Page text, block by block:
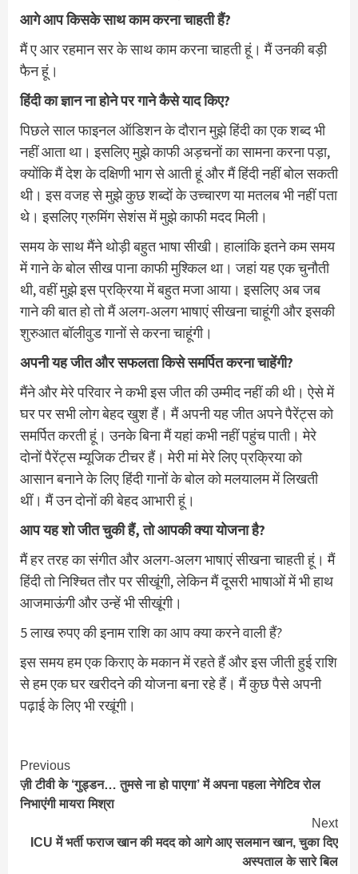
आगे आप किसके साथ काम करना चाहती हैं?
मैं ए आर रहमान सर के साथ काम करना चाहती हूं। मैं उनकी बड़ी
फैन हूं।
हिंदी का ज्ञान ना होने पर गाने कैसे याद किए?
पिछले साल फाइनल ऑडिशन के दौरान मुझे हिंदी का एक शब्द भी
नहीं आता था। इसलिए मुझे काफी अड़चनों का सामना करना पड़ा,
क्योंकि मैं देश के दक्षिणी भाग से आती हूं और मैं हिंदी नहीं बोल सकती
थी। इस वजह से मुझे कुछ शब्दों के उच्चारण या मतलब भी नहीं पता
थे। इसलिए ग्रुमिंग सेशंस में मुझे काफी मदद मिली।
समय के साथ मैंने थोड़ी बहुत भाषा सीखी। हालांकि इतने कम समय
में गाने के बोल सीख पाना काफी मुश्किल था। जहां यह एक चुनौती
थी, वहीं मुझे इस प्रक्रिया में बहुत मजा आया। इसलिए अब जब
गाने की बात हो तो मैं अलग-अलग भाषाएं सीखना चाहूंगी और इसकी
शुरुआत बॉलीवुड गानों से करना चाहूंगी।
अपनी यह जीत और सफलता किसे समर्पित करना चाहेंगी?
मैंने और मेरे परिवार ने कभी इस जीत की उम्मीद नहीं की थी। ऐसे में
घर पर सभी लोग बेहद खुश हैं। मैं अपनी यह जीत अपने पैरेंट्स को
समर्पित करती हूं। उनके बिना मैं यहां कभी नहीं पहुंच पाती। मेरे
दोनों पैरेंट्स म्यूजिक टीचर हैं। मेरी मां मेरे लिए प्रक्रिया को
आसान बनाने के लिए हिंदी गानों के बोल को मलयालम में लिखती
थीं। मैं उन दोनों की बेहद आभारी हूं।
आप यह शो जीत चुकी हैं, तो आपकी क्या योजना है?
मैं हर तरह का संगीत और अलग-अलग भाषाएं सीखना चाहती हूं। मैं
हिंदी तो निश्चित तौर पर सीखूंगी, लेकिन मैं दूसरी भाषाओं में भी हाथ
आजमाऊंगी और उन्हें भी सीखूंगी।
5 लाख रुपए की इनाम राशि का आप क्या करने वाली हैं?
इस समय हम एक किराए के मकान में रहते हैं और इस जीती हुई राशि
से हम एक घर खरीदने की योजना बना रहे हैं। मैं कुछ पैसे अपनी
पढ़ाई के लिए भी रखूंगी।
Continue
Reading
Previous
ज़ी टीवी के ‘गुड्डन… तुमसे ना हो पाएगा’ में अपना पहला नेगेटिव रोल
निभाएंगी मायरा मिश्रा
Next
ICU में भर्ती फराज खान की मदद को आगे आए सलमान खान, चुका दिए
अस्पताल के सारे बिल